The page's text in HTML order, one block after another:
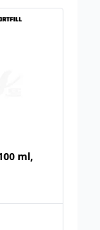
ml,